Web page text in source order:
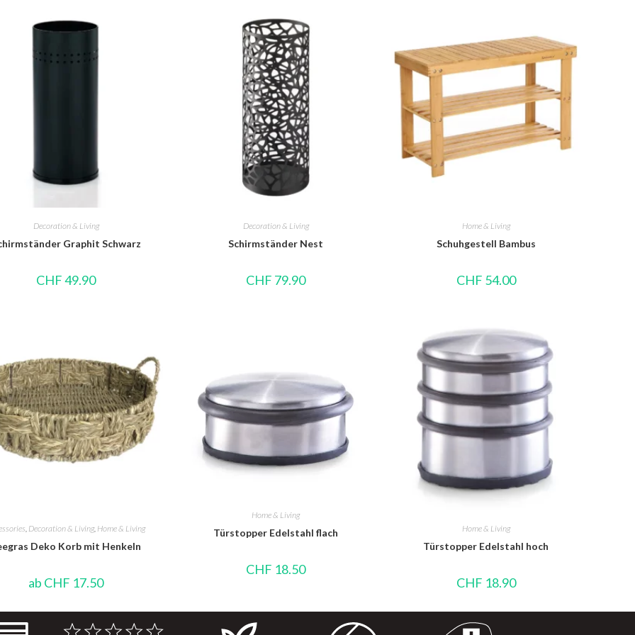
Decoration & Living
Graphit Schwarz
CHF49.90
Decoration & Living
Schirmständer Nest
CHF 79.90
Home & Living
Schuhgestell Bambus
CHF 54.00
Decoration & Living, Home & Living
Deko Korb mit Henkeln
ab CHF 17.50
Home & Living
Türstopper Edelstahl flach
CHF 18.50
Home & Living
Türstopper Edelstahl hoch
CHF 18.90